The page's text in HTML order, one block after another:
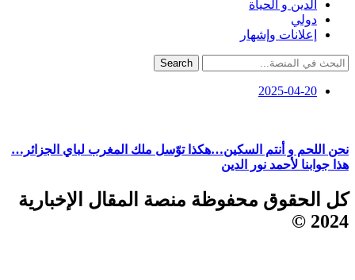
الدين و الحياة
دولي
إعلانات وإشهار
Search
2025-04-20
نحن اللحم و أنتم السكين…هكذا توّسل ملك المغرب لباي الجزائر…
هذا جوابنا لأحمد نور الدين
كل الحقوق محفوظة منصة المقال الإخبارية
2024 ©